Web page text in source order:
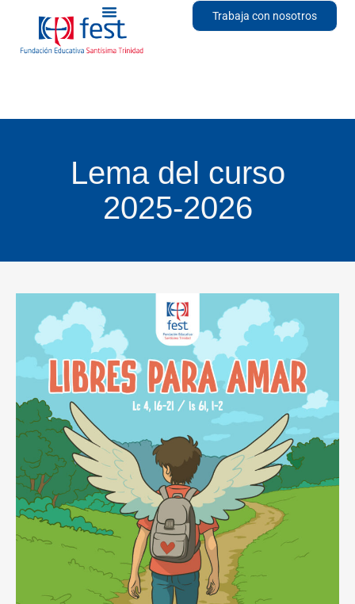
Trabaja con nosotros
Lema del curso
2025-2026